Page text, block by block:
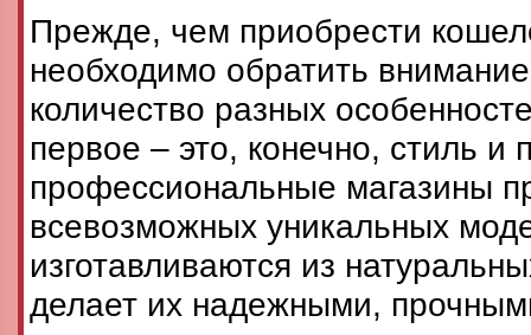
Прежде, чем приобрести
необходимо обратить
количество разных
первое – это, конечно, стиль и
профессиональные магазины
всевозможных уникальных
изготавливаются из
делает их надежными,